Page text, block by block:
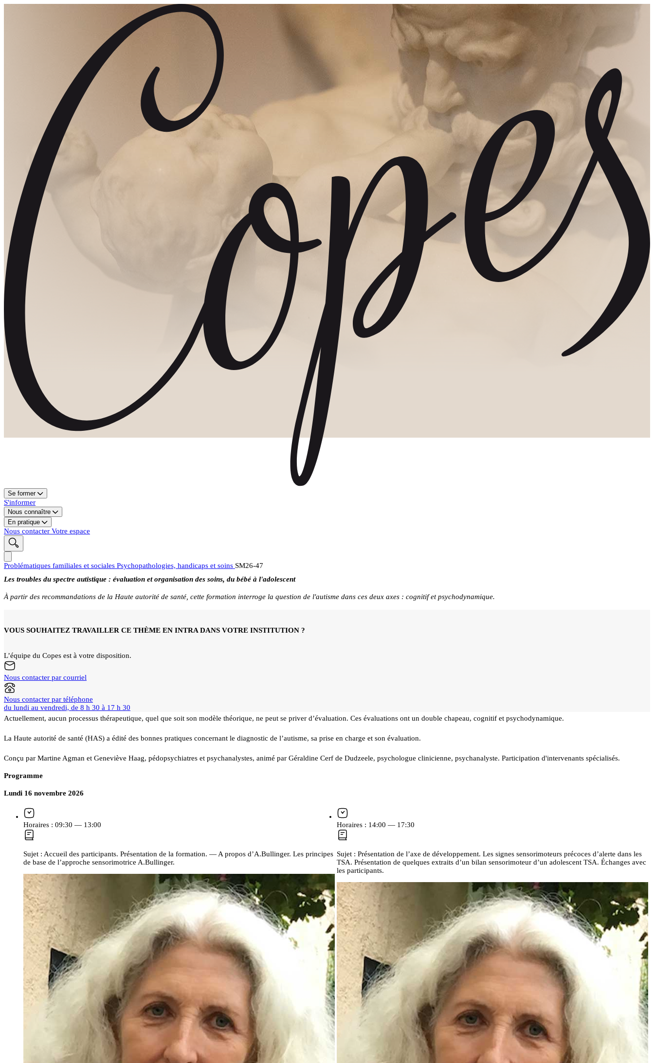
Se former
S'informer
Nous connaître
En pratique
Nous contacter Votre espace
Problématiques familiales et sociales Psychopathologies, handicaps et soins SM26-47
Les troubles du spectre autistique : évaluation et organisation des soins, du bébé à l'adolescent
À partir des recommandations de la Haute autorité de santé, cette formation interroge la question de l'autisme dans ces deux axes : cognitif et psychodynamique.
VOUS SOUHAITEZ TRAVAILLER CE THÈME EN INTRA DANS VOTRE INSTITUTION ?
L’équipe du Copes est à votre disposition.
Nous contacter par courriel
Nous contacter par téléphone
du lundi au vendredi, de 8 h 30 à 17 h 30
Actuellement, aucun processus thérapeutique, quel que soit son modèle théorique, ne peut se priver d’évaluation. Ces évaluations ont un double chapeau, cognitif et psychodynamique.
La Haute autorité de santé (HAS) a édité des bonnes pratiques concernant le diagnostic de l’autisme, sa prise en charge et son évaluation.
Conçu par Martine Agman et Geneviève Haag, pédopsychiatres et psychanalystes, animé par Géraldine Cerf de Dudzeele, psychologue clinicienne, psychanalyste. Participation d'intervenants spécialisés.
Programme
Lundi 16 novembre 2026
Horaires : 09:30 — 13:00
Sujet : Accueil des participants. Présentation de la formation. — A propos d’A.Bullinger. Les principes
de base de l’approche sensorimotrice A.Bullinger.
Horaires : 14:00 — 17:30
Sujet : Présentation de l’axe de développement. Les signes sensorimoteurs précoces d’alerte dans les
TSA. Présentation de quelques extraits d’un bilan sensorimoteur d’un adolescent TSA. Échanges avec
les participants.